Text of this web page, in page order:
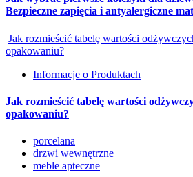
Bezpieczne zapięcia i antyalergiczne
Jak rozmieścić tabelę wartości
opakowaniu?
Informacje o Produktach
Jak rozmieścić tabelę wartości
opakowaniu?
porcelana
drzwi wewnętrzne
meble apteczne